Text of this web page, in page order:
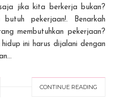
jika kita berkerja bukan?
pekerjaan!. Benarkah
membutuhkan pekerjaan?
ini harus dijalani dengan
CONTINUE READING